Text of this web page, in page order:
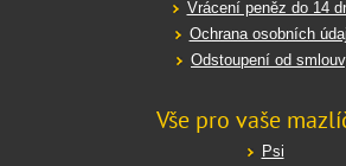
Vrácení peněz do 14
Ochrana osobních
Odstoupení od
Vše pro vaše
Psi